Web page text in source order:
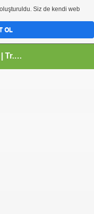
OgrenBiseyler™ | Tr.Gg Kişisel Profesyonel
Siz de kendi web
OL